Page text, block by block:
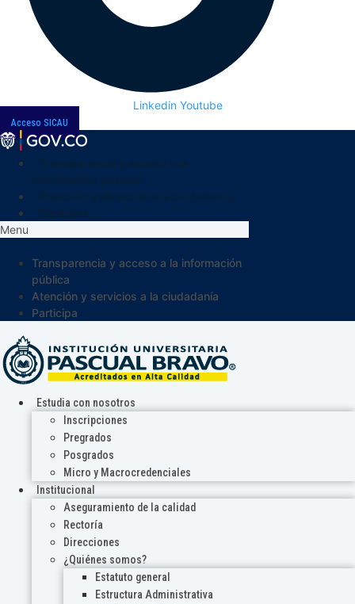
Linkedin Youtube
Acceso SICAU
Menu
Transparencia y acceso a la información
pública
Atención y servicios a la ciudadanía
Participa
Estudia con nosotros
Inscripciones
Pregrados
Posgrados
Micro y Macrocredenciales
Institucional
Aseguramiento de la calidad
Rectoría
Direcciones
¿Quiénes somos?
Estatuto general
Estructura Administrativa